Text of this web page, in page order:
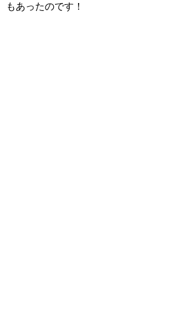
もあったのです！